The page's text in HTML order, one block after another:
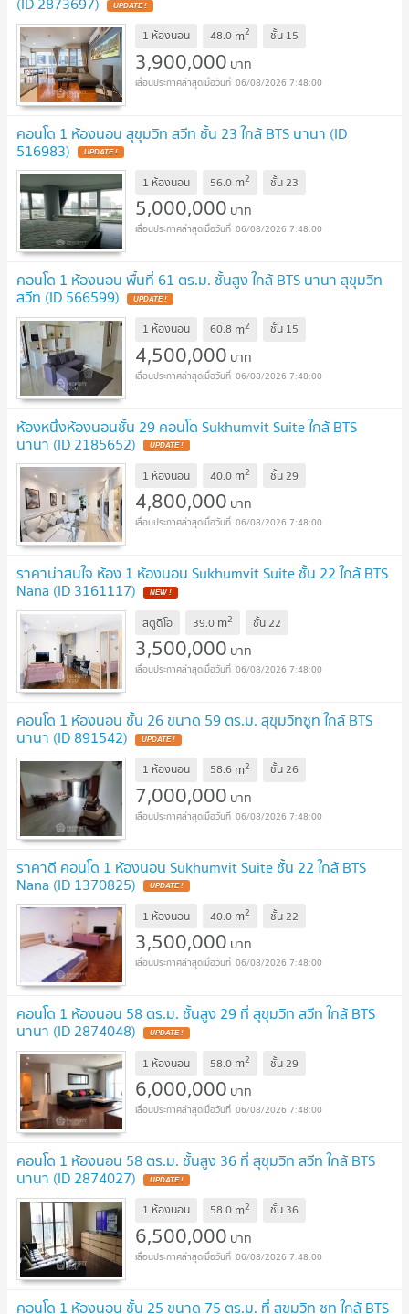
UPDATE !
1 ห้องนอน 48.0 m2 ชั้น 15
3,900,000 บาท
06/08/2026 7:48:00
คอนโด 1 ห้องนอน สุขุมวิท สวีท ชั้น 23 ใกล้ BTS นานา (ID
516983) UPDATE !
1 ห้องนอน 56.0 m2 ชั้น23
5,000,000 บาท
06/08/2026 7:48:00
คอนโด 1 ห้องนอน พื้นที่ 61 ตร.ม. ชั้นสูง ใกล้ BTS นานา สุขุมวิท
สวีท (ID 566599) UPDATE !
1 ห้องนอน 60.8 m2 ชั้น 15
4,500,000 บาท
06/08/2026 7:48:00
ห้องหนึ่งห้องนอนชั้น 29 คอนโด Sukhumvit Suite ใกล้ BTS
นานา (ID 2185652) UPDATE !
1 ห้องนอน 40.0 m2 ชั้น29
4,800,000 บาท
06/08/2026 7:48:00
ราคาน่าสนใจ ห้อง 1 ห้องนอน Sukhumvit Suite ชั้น 22 ใกล้ BTS
Nana (ID 3161117) NEW !
สตูดิโอ 39.0 m2 ชั้น22
3,500,000 บาท
06/08/2026 7:48:00
คอนโด 1 ห้องนอน ชั้น 26 ขนาด 59 ตร.ม. สุขุมวิทซูท ใกล้ BTS
นานา (ID 891542) UPDATE !
1 ห้องนอน 58.6 m2 ชั้น26
7,000,000 บาท
06/08/2026 7:48:00
ราคาดี คอนโด 1 ห้องนอน Sukhumvit Suite ชั้น 22 ใกล้ BTS
Nana (ID 1370825) UPDATE !
1 ห้องนอน 40.0 m2 ชั้น22
3,500,000 บาท
06/08/2026 7:48:00
คอนโด 1 ห้องนอน 58 ตร.ม. ชั้นสูง 29 ที่ สุขุมวิท สวีท ใกล้ BTS
นานา (ID 2874048) UPDATE !
1 ห้องนอน 58.0 m2 ชั้น29
6,000,000 บาท
06/08/2026 7:48:00
คอนโด 1 ห้องนอน 58 ตร.ม. ชั้นสูง 36 ที่ สุขุมวิท สวีท ใกล้ BTS
นานา (ID 2874027) UPDATE !
1 ห้องนอน 58.0 m2 ชั้น 36
6,500,000 บาท
06/08/2026 7:48:00
คอนโด 1 ห้องนอน ชั้น 25 ขนาด 75 ตร.ม. ที่ สุขุมวิท ซูท ใกล้ BTS